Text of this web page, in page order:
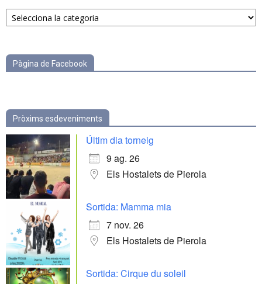
Notícies
per
Pàgina de Facebook
Pròxims esdeveniments
Últim dia torneig
9 ag. 26
Els Hostalets de Pierola
Sortida: Mamma mia
7 nov. 26
Els Hostalets de Pierola
Sortida: Cirque du soleil